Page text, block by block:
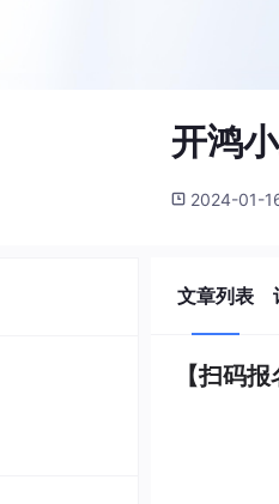
开鸿
2024-01-
文章列表
【扫码